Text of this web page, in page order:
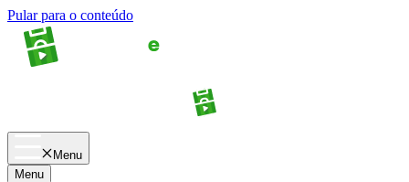
Pular para o conteúdo
Menu
Menu